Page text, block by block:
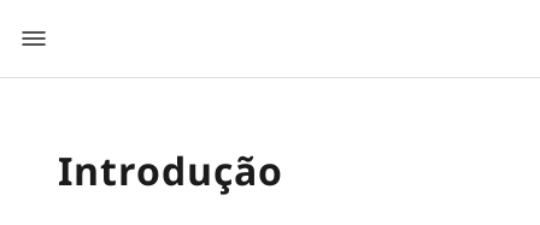
Introdução